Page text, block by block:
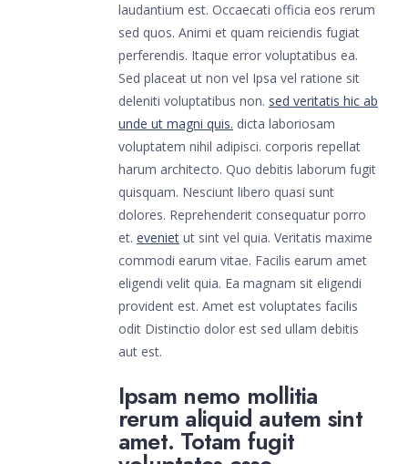
laudantium est. Occaecati officia eos rerum
sed quos. Animi et quam reiciendis fugiat
perferendis. Itaque error voluptatibus ea.
Sed placeat ut non vel Ipsa vel ratione sit
deleniti voluptatibus non. sed veritatis hic ab
unde ut magni quis. dicta laboriosam
voluptatem nihil adipisci. corporis repellat
harum architecto. Quo debitis laborum fugit
quisquam. Nesciunt libero quasi sunt
dolores. Reprehenderit consequatur porro
et. eveniet ut sint vel quia. Veritatis maxime
commodi earum vitae. Facilis earum amet
eligendi velit quia. Ea magnam sit eligendi
provident est. Amet est voluptates facilis
odit Distinctio dolor est sed ullam debitis
aut est.
Ipsam nemo mollitia
rerum aliquid autem sint
amet. Totam fugit